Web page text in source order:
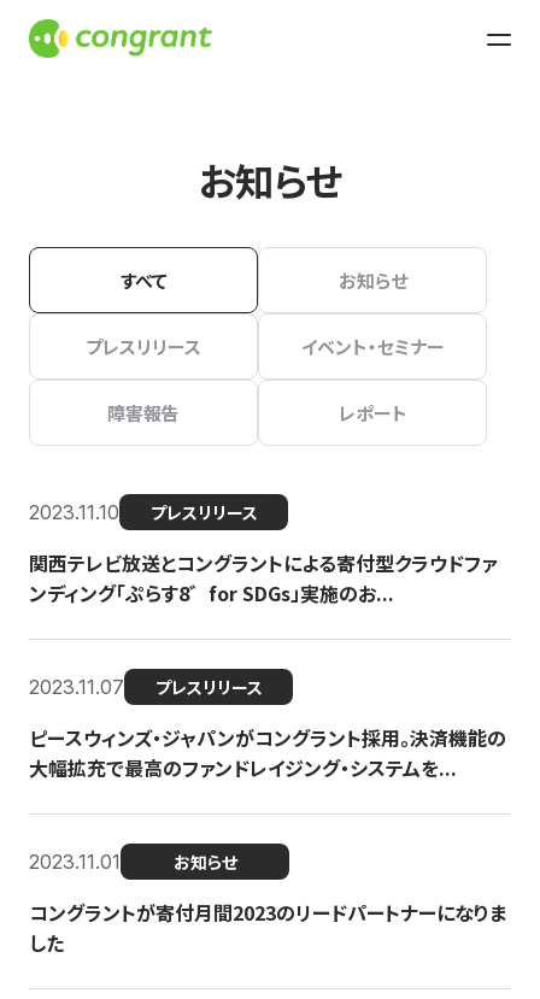
お知らせ
すべて お知らせ
プレスリリース イベント・セミナー
障害報告 レポート
2023.11.10 プレスリリース
関西テレビ放送とコングラントによる寄付型クラウドファ
ンディング「ぷらす8゛for SDGs」実施のお...
2023.11.07 プレスリリース
ピースウィンズ・ジャパンがコングラント採用。決済機能の
大幅拡充で最高のファンドレイジング・システムを...
2023.11.01 お知らせ
コングラントが寄付月間2023のリードパートナーになりま
した